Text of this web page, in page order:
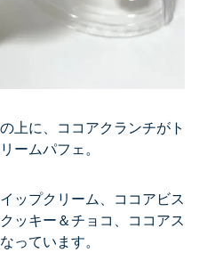
上に、ココアクランチがト
ームパフェ。
ップクリーム、ココアビス
ッキー＆チョコ、ココアス
っています。